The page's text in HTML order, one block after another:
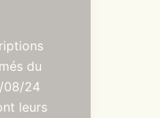
du
08/24
leurs